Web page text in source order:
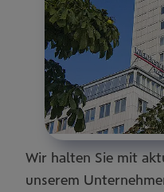
Wir halten Sie mit
unserem